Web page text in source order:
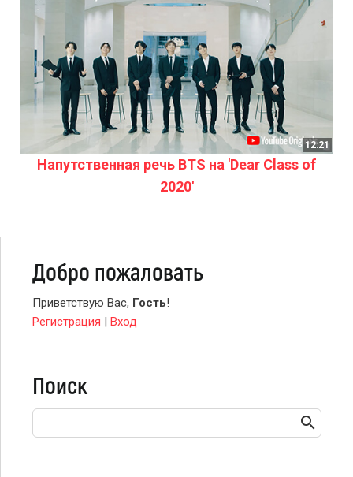
12:21
Напутственная речь BTS на 'Dear Class of
2020'
Добро пожаловать
Приветствую Вас, Гость!
Регистрация | Вход
Поиск